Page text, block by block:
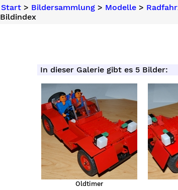
Start> Bildersammlung> Modelle>
Bildindex
In dieser Galerie gibt es 5 Bilder:
Oldtimer